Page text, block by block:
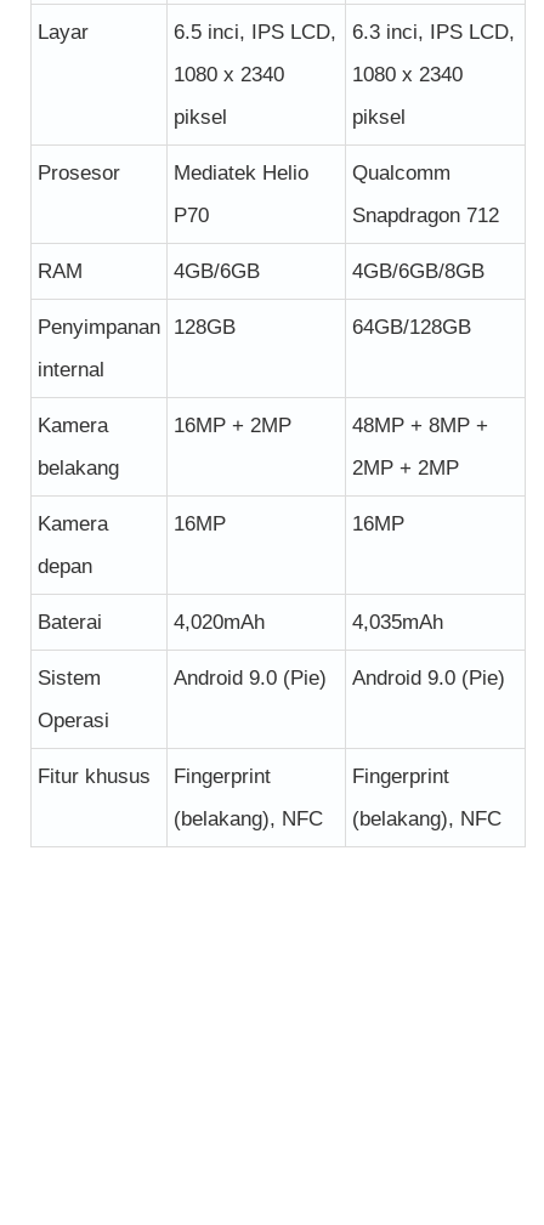
Layar
6.5 inci, IPS LCD,
1080 x 2340
piksel
6.3 inci, IPS LCD,
1080 x 2340
piksel
Prosesor
Mediatek Helio
P70
Qualcomm
Snapdragon 712
RAM 4GB/6GB 4GB/6GB/8GB
Penyimpanan
internal
128GB 64GB/128GB
Kamera
belakang
16MP + 2MP
48MP + 8MP +
2MP + 2MP
Kamera
depan
16MP 16MP
Baterai 4,020mAh 4,035mAh
Sistem
Operasi
Android 9.0 (Pie) Android 9.0 (Pie)
Fitur khusus
Fingerprint
(belakang), NFC
Fingerprint
(belakang), NFC